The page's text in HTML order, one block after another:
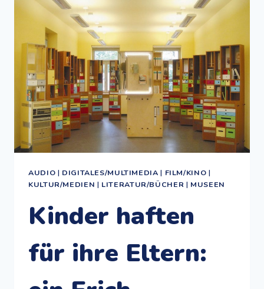
ANGEBOTE
DES
NATURKUNDEMUSEUMS
KARLSRUHE
AUDIO | DIGITALES/MULTIMEDIA | FILM/KINO |
KULTUR/MEDIEN | LITERATUR/BÜCHER | MUSEEN
Kinder haften
für ihre Eltern: